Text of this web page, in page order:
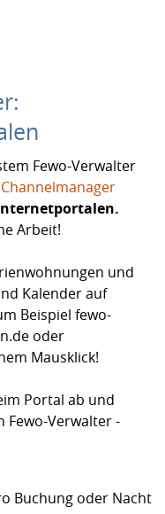
Fewo-Verwalter
Channelmanager
Arbeit!
und
Kalender auf
Beispiel fewo-
oder
Mausklick!
Portal ab und
Fewo-Verwalter -
Buchung oder Nacht